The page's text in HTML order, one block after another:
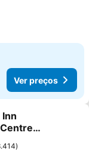
Ver preços
favoritos